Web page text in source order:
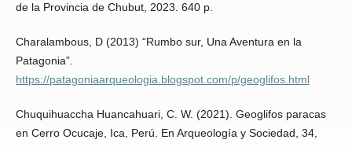
de la Provincia de Chubut, 2023. 640 p.
Charalambous, D (2013) “Rumbo sur, Una Aventura en la
Patagonia”.
https://patagoniaarqueologia.blogspot.com/p/geoglifos.html
Chuquihuaccha Huancahuari, C. W. (2021). Geoglifos paracas
en Cerro Ocucaje, Ica, Perú. En Arqueología y Sociedad, 34,